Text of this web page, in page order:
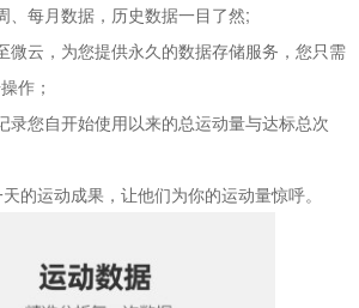
、每月数据，历史数据一目了然;
微云，为您提供永久的数据存储服务，您只需
作；
录您自开始使用以来的总运动量与达标总次
的运动成果，让他们为你的运动量惊呼。